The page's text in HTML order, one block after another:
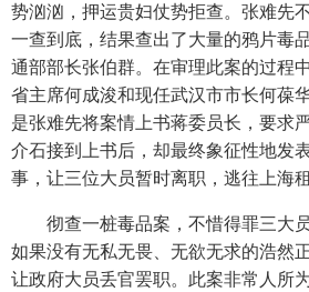
势汹汹，押运贵妇仗势拒查。张难先
一查到底，结果查出了大量的鸦片毒
通部部长张伯群。在审理此案的过程
省主席何成浚和现任武汉市市长何葆
是张难先将案情上书蒋委员长，要求
介石接到上书后，却最终象征性地发
事，让三位大员暂时离职，逃往上海
彻查一桩毒品案，不惜得罪三大员
如果没有无私无畏、无欲无求的浩然
让政府大员丢官罢职。此案非常人所